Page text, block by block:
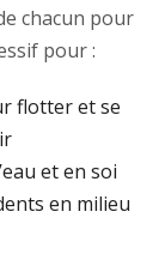
chacun pour
pour :
flotter et se
et en soi
en milieu